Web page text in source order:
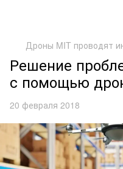
Дроны MIT проводят
Решение
с помощью
20 февраля 2018